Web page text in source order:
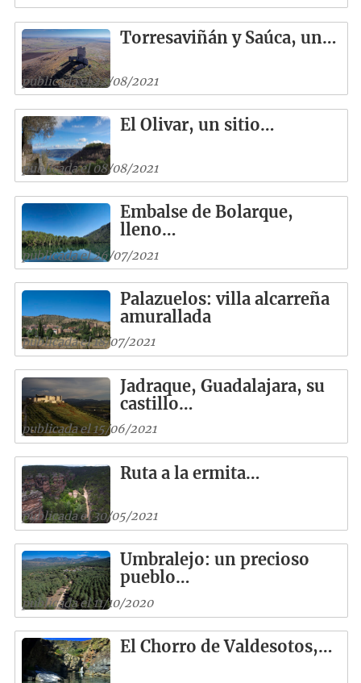
Torresaviñán y Saúca, un…
publicada el 22/08/2021
El Olivar, un sitio…
publicada el 08/08/2021
Embalse de Bolarque,
lleno…
publicada el 26/07/2021
Palazuelos: villa alcarreña
amurallada
publicada el 18/07/2021
Jadraque, Guadalajara, su
castillo…
publicada el 15/06/2021
Ruta a la ermita…
publicada el 30/05/2021
Umbralejo: un precioso
pueblo…
publicada el 11/10/2020
El Chorro de Valdesotos,…